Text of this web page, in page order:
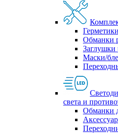
Герметики
Обманки
Заглушки
Маски/
света и
Обманки